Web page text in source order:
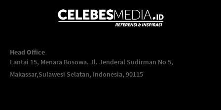
Head Office
Lantai 15, Menara Bosowa. Jl. Jenderal Sudirman No 5,
Makassar,Sulawesi Selatan, Indonesia, 90115